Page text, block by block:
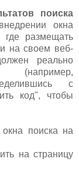
поиска
окна
размещать
на своем веб-
реально
с
код", чтобы
поиска на
на страницу